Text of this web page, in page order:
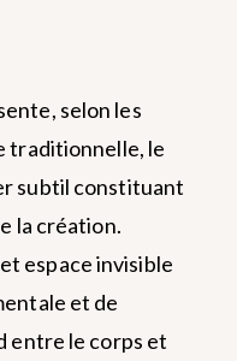
selon les
traditionnelle, le
subtil constituant
la création.
espace invisible
et de
entre le corps et